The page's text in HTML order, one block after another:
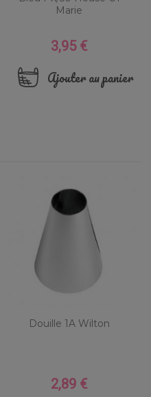
Marie
Prix
3,95 €
Ajouter au panier
Douille 1A Wilton
Prix
2,89 €